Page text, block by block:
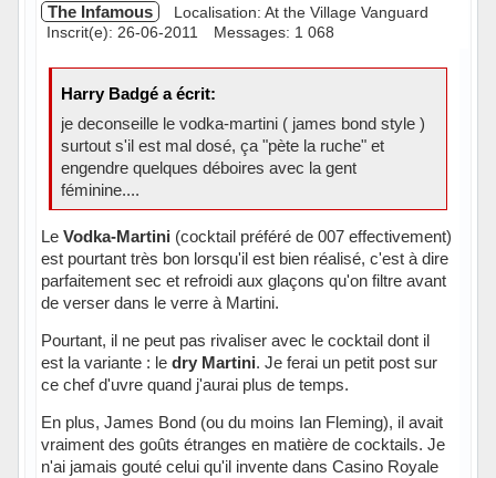
The Infamous
Localisation: At the Village Vanguard
Inscrit(e): 26-06-2011
Messages: 1 068
Harry Badgé a écrit:
je deconseille le vodka-martini ( james bond style )
surtout s'il est mal dosé, ça "pète la ruche" et
engendre quelques déboires avec la gent
féminine....
Le Vodka-Martini (cocktail préféré de 007 effectivement)
est pourtant très bon lorsqu'il est bien réalisé, c'est à dire
parfaitement sec et refroidi aux glaçons qu'on filtre avant
de verser dans le verre à Martini.
Pourtant, il ne peut pas rivaliser avec le cocktail dont il
est la variante : le dry Martini. Je ferai un petit post sur
ce chef d'uvre quand j'aurai plus de temps.
En plus, James Bond (ou du moins Ian Fleming), il avait
vraiment des goûts étranges en matière de cocktails. Je
n'ai jamais gouté celui qu'il invente dans Casino Royale